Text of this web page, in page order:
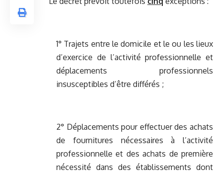
1° Trajets entre le domicile et le ou les lieux
d’exercice de l’activité professionnelle et
déplacements professionnels
insusceptibles d’être différés ;
2° Déplacements pour effectuer des achats
de fournitures nécessaires à l’activité
professionnelle et des achats de première
nécessité dans des établissements dont